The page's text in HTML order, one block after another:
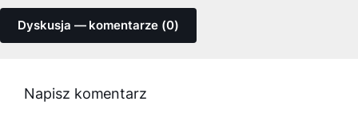
Dyskusja — komentarze (0)
Napisz komentarz